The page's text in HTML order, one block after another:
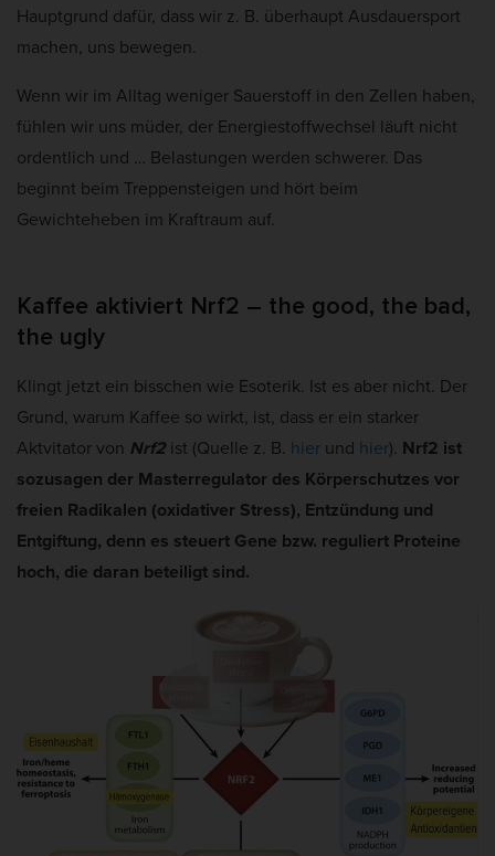
Hauptgrund dafür, dass wir z. B. überhaupt Ausdauersport
machen, uns bewegen.
Wenn wir im Alltag weniger Sauerstoff in den Zellen haben,
fühlen wir uns müder, der Energiestoffwechsel läuft nicht
ordentlich und … Belastungen werden schwerer. Das
beginnt beim Treppensteigen und hört beim
Gewichteheben im Kraftraum auf.
Kaffee aktiviert Nrf2 – the good, the bad,
the ugly
Klingt jetzt ein bisschen wie Esoterik. Ist es aber nicht. Der
Grund, warum Kaffee so wirkt, ist, dass er ein starker
Aktvitator von Nrf2 ist (Quelle z. B. hier und hier). Nrf2 ist
sozusagen der Masterregulator des Körperschutzes vor
freien Radikalen (oxidativer Stress), Entzündung und
Entgiftung, denn es steuert Gene bzw. reguliert Proteine
hoch, die daran beteiligt sind.